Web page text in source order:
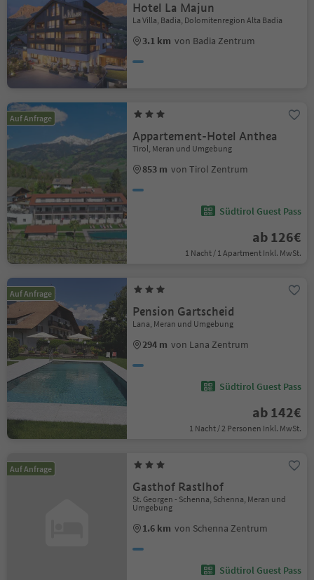
Hotel La Majun
La Villa, Badia, Dolomitenregion Alta Badia
3.1 km von Badia Zentrum
Auf Anfrage
Appartement-Hotel Anthea
Tirol, Meran und Umgebung
853 m von Tirol Zentrum
Südtirol Guest Pass
ab 126€
1 Nacht / 1 Apartment Inkl. MwSt.
Auf Anfrage
Pension Gartscheid
Lana, Meran und Umgebung
294 m von Lana Zentrum
Südtirol Guest Pass
ab 142€
1 Nacht / 2 Personen Inkl. MwSt.
Auf Anfrage
Gasthof Rastlhof
St. Georgen - Schenna, Schenna, Meran und
Umgebung
1.6 km von Schenna Zentrum
Südtirol Guest Pass